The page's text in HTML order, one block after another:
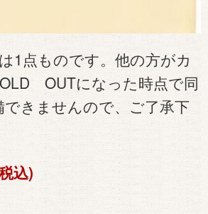
1点ものです。他の方がカ
OUTになった時点で同
できませんので、ご了承下
込)